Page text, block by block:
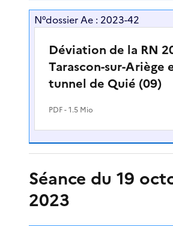
N°dossier Ae : 2023-42
Déviation de la RN
Tarascon-sur-Ariège
tunnel de Quié (09)
PDF- 1.5 Mio
Séance du 19
2023